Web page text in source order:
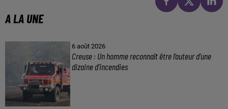
A LA UNE
6 août 2026
Creuse : Un homme reconnaît être l’auteur d’une
dizaine d’incendies